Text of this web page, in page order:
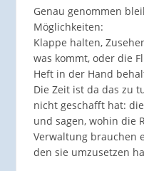
Genau genommen
Möglichkeiten:
Klappe halten,
was kommt, oder die
Heft in der Hand
Die Zeit ist da das zu
nicht geschafft hat:
und sagen, wohin die
Verwaltung brauchen
den sie umzusetzen